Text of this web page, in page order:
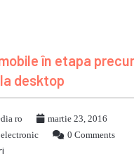
în etapa
desktop
ro
martie 23, 2016
0 Comments